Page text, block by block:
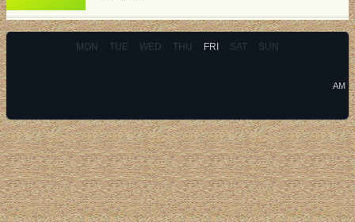
MON TUE WED THU FRI SAT SUN
AM